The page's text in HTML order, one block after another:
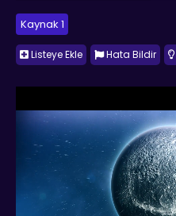
Kaynak 1
Listeye Ekle Hata Bildir